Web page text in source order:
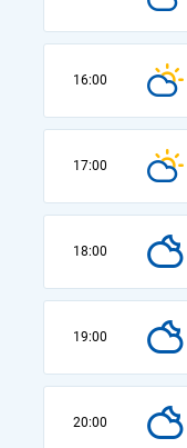
16:00
17:00
18:00
19:00
20:00